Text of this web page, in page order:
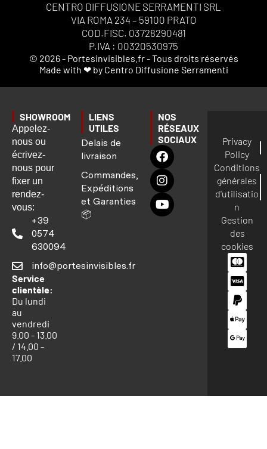
CENTRO DIFFUSIONE SERRAMENTI SRL
VIA ROMA 234 – 59100 PRATO
COD.FISC. 03728290481
P.IVA : 00320530975
© 2026 - Portesinvisibles.fr - Tous droits réservés
Made with ❤ by Centro Diffusione Serramenti
SHOWROOM
Appelez-
nous ou
écrivez-
nous pour
fixer un
rendez-
vous:
+39
0574
630094
info@portesinvisibles.fr
Service
clientèle:
Du lundi
au
vendredi
9.00 - 13.00
/ 14.00 -
17.00
LIENS
UTILES
Delais de
livraison
Commandes,
Expéditions
et Garanties
📦
NOS
RÉSEAUX
SOCIAUX
Privacy
Policy
Conditions
générales
d'utilisatio
n
Gestion
des
cookies